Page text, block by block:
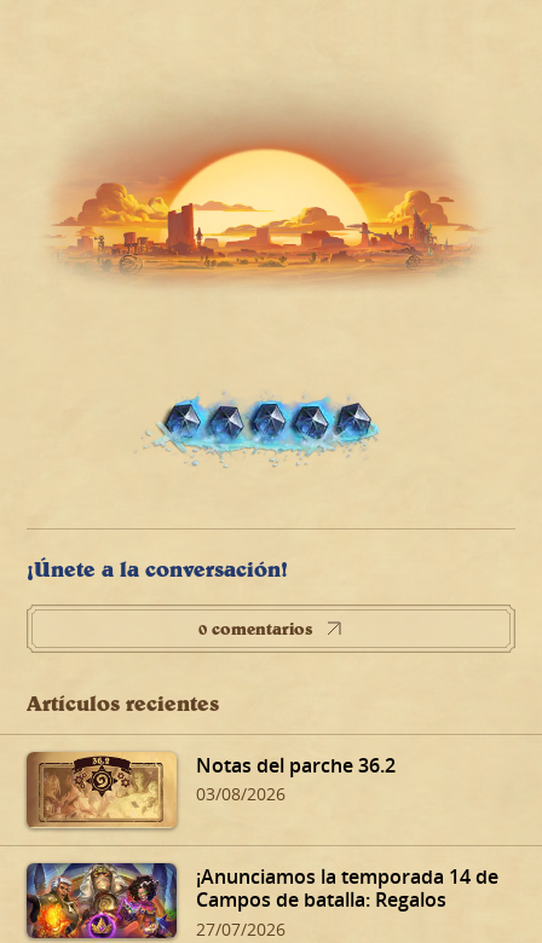
¡Únete a la conversación!
0 comentarios
Artículos recientes
Notas del parche 36.2
03/08/2026
¡Anunciamos la temporada 14 de
Campos de batalla: Regalos
oscuros de Dalaran!
27/07/2026